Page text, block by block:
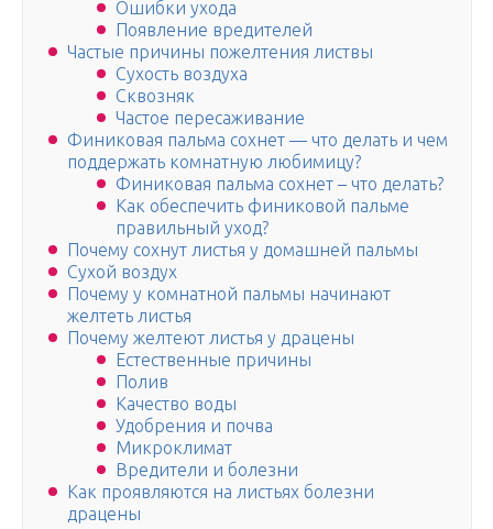
Ошибки ухода
Появление вредителей
Частые причины пожелтения листвы
Сухость воздуха
Сквозняк
Частое пересаживание
Финиковая пальма сохнет — что делать и чем
поддержать комнатную любимицу?
Финиковая пальма сохнет – что делать?
Как обеспечить финиковой пальме
правильный уход?
Почему сохнут листья у домашней пальмы
Сухой воздух
Почему у комнатной пальмы начинают
желтеть листья
Почему желтеют листья у драцены
Естественные причины
Полив
Качество воды
Удобрения и почва
Микроклимат
Вредители и болезни
Как проявляются на листьях болезни
драцены